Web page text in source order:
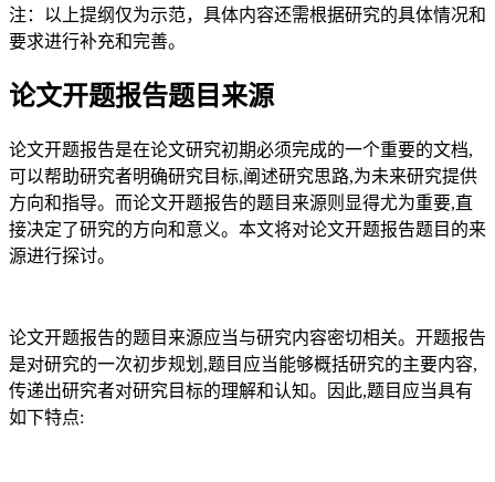
注：以上提纲仅为示范，具体内容还需根据研究的具体情况和
要求进行补充和完善。
论文开题报告题目来源
论文开题报告是在论文研究初期必须完成的一个重要的文档,
可以帮助研究者明确研究目标,阐述研究思路,为未来研究提供
方向和指导。而论文开题报告的题目来源则显得尤为重要,直
接决定了研究的方向和意义。本文将对论文开题报告题目的来
源进行探讨。
论文开题报告的题目来源应当与研究内容密切相关。开题报告
是对研究的一次初步规划,题目应当能够概括研究的主要内容,
传递出研究者对研究目标的理解和认知。因此,题目应当具有
如下特点: